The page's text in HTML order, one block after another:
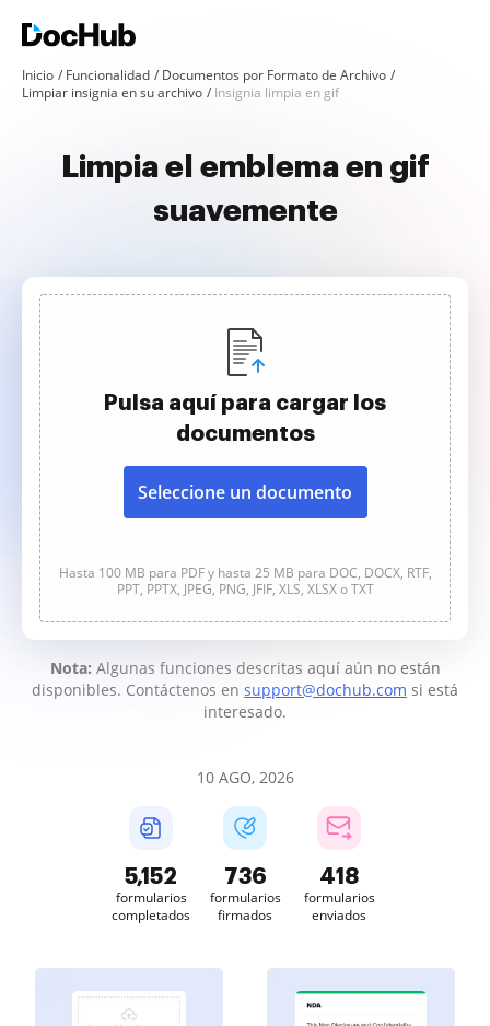
Inicio Funcionalidad
Documentos por Formato de Archivo
Limpiar insignia en su archivo
Insignia limpia en gif
Limpia el emblema en gif
suavemente
Pulsa aquí para cargar los
documentos
Seleccione un documento
Hasta 100 MB para PDF y hasta 25 MB para DOC, DOCX, RTF,
PPT, PPTX, JPEG, PNG, JFIF, XLS, XLSX o TXT
Nota: Algunas funciones descritas aquí aún no están
disponibles. Contáctenos en support@dochub.com si está
interesado.
10 AGO, 2026
5,152
formularios
completados
736
formularios
firmados
418
formularios
enviados